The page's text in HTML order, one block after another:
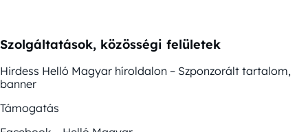
Szolgáltatások, közösségi felületek
Hirdess Helló Magyar híroldalon – Szponzorált tartalom,
banner
Támogatás